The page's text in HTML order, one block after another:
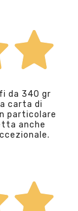
da 340 gr
carta di
particolare
anche